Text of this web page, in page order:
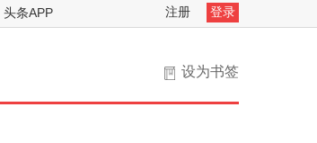
头条APP 注册 登录
设为书签